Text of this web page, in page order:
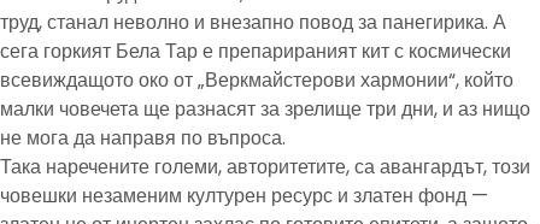
труд, станал неволно и внезапно повод за панегирика. А
сега горкият Бела Тар е препарираният кит с космически
всевиждащото око от „Веркмайстерови хармонии“, който
малки човечета ще разнасят за зрелище три дни, и аз нищо
не мога да направя по въпроса.
Така наречените големи, авторитетите, са авангардът, този
човешки незаменим културен ресурс и златен фонд —